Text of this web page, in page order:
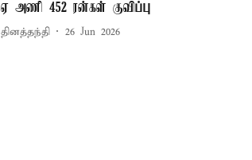
ஏ அணி 452 ரன்கள் குவிப்பு
தினத்தந்தி 26 Jun 2026